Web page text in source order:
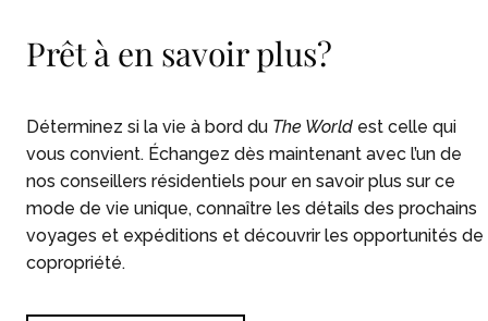
Prêt à en savoir plus?
Déterminez si la vie à bord du The World est celle qui
vous convient. Échangez dès maintenant avec l’un de
nos conseillers résidentiels pour en savoir plus sur ce
mode de vie unique, connaître les détails des prochains
voyages et expéditions et découvrir les opportunités de
copropriété.